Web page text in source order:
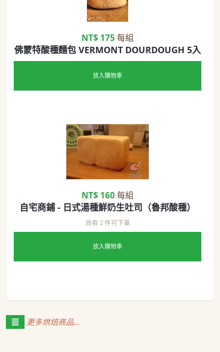
NT$ 175 每組
佛蒙特酸種麵包 VERMONT DOURDOUGH 5入
放入購物車
NT$ 160 每組
自宅商鋪 - 日式湯種鮮奶生吐司（魯邦酸種）
尚有 2 件可下單
放入購物車
更多烘焙商品...